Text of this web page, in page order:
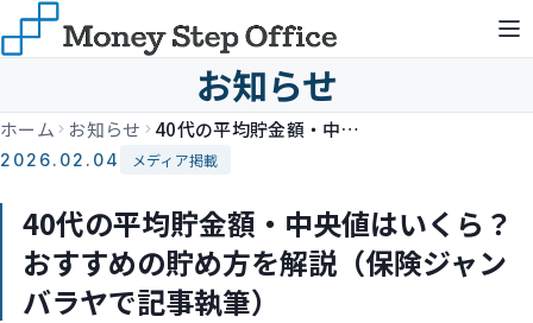
お知らせ
ホーム お知らせ 40代の平均貯金額・中央値はいくら？おすすめの貯め方を解説（保険ジャンバラヤで記事執筆）
2026.02.04 メディア掲載
40代の平均貯金額・中央値はいくら？
おすすめの貯め方を解説（保険ジャン
バラヤで記事執筆）